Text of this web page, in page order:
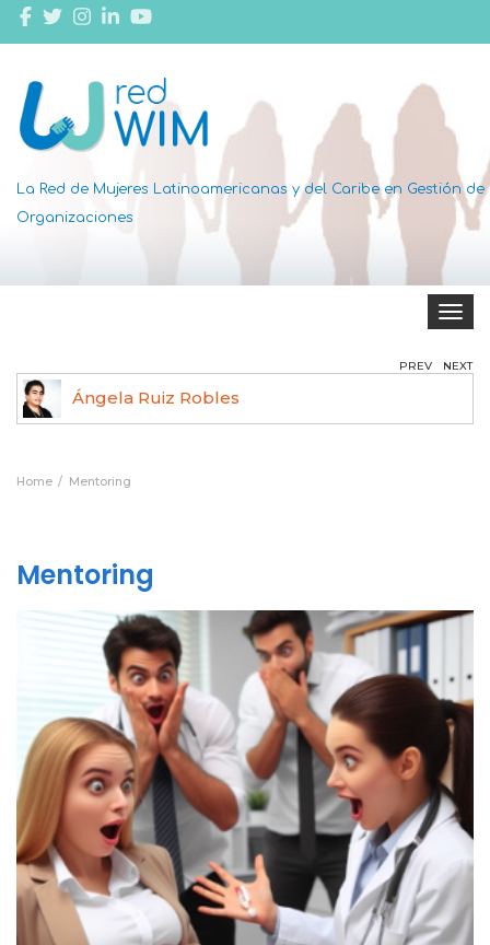
La Red de Mujeres Latinoamericanas y del Caribe en Gestión de
Organizaciones
Toggle
Ángela Ruiz Robles
PREV NEXT
Home Mentoring
Mentoring